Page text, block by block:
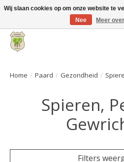
Grote keuze aan producten en snelle
Home / Paard / Gezondheid /
Spieren,
Filters
Wij slaan cookies op om onze website te
Nee
Meer